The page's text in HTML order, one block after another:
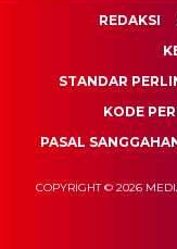
REDAKSI
STANDAR
KODE
PASAL
COPYRIGHT © 2026